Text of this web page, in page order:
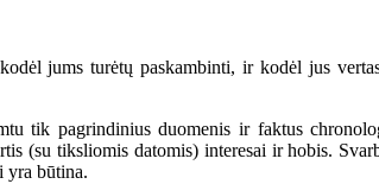
jums turėtų paskambinti, ir kodėl jus
tik pagrindinius duomenis ir faktus
(su tiksliomis datomis) interesai ir hobis.
yra būtina.